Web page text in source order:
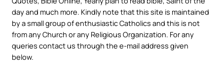
day and much more. Kindly note that this site is maintained
by a small group of enthusiastic Catholics and this is not
from any Church or any Religious Organization. For any
queries contact us through the e-mail address given
below.